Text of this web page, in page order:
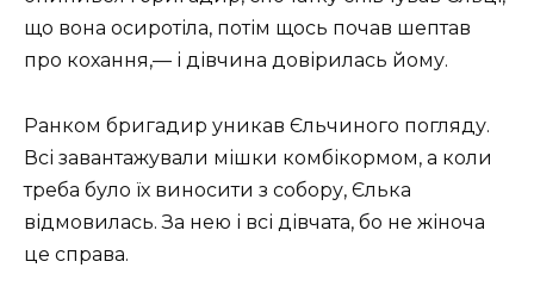
що вона осиротіла, потім щось почав шептав
про кохання,— і дівчина довірилась йому.
Ранком бригадир уникав Єльчиного погляду.
Всі завантажували мішки комбікормом, а коли
треба було їх виносити з собору, Єлька
відмовилась. За нею і всі дівчата, бо не жіноча
це справа.